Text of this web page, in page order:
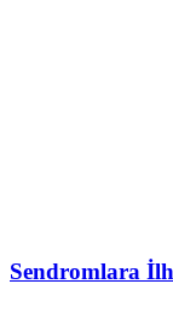
Sendromlara